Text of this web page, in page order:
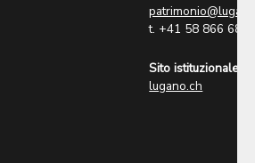
t. +41 58 866 68
Sito istituzionale:
lugano.ch